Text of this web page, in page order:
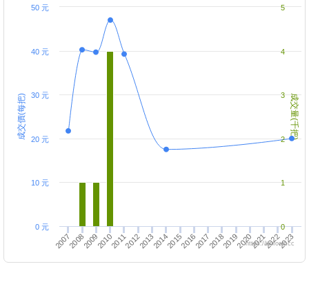
成交價(每把) 成交量(千把)
20072008200920102011201220132014201520162017201820192020202120222023
0 元
10 元
20 元
30 元
40 元
50 元
0
1
2
3
4
5
https://twfood.cc